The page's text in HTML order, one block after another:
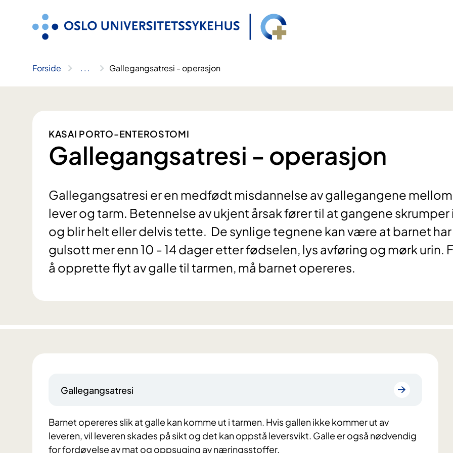
Forside .. . Gallegangsatresi - operasjon
KASAI PORTO-ENTEROSTOMI
Gallegangsatresi - operasjon
Gallegangsatresi er en medfødt misdannelse av gallegangene mellom
lever og tarm. Betennelse av ukjent årsak fører til at gangene skrumper
og blir helt eller delvis tette. De synlige tegnene kan være at barnet har
gulsott mer enn 10 - 14 dager etter fødselen, lys avføring og mørk urin.
å opprette flyt av galle til tarmen, må barnet opereres.
Gallegangsatresi
Barnet opereres slik at galle kan komme ut i tarmen. Hvis gallen ikke kommer ut av
leveren, vil leveren skades på sikt og det kan oppstå leversvikt. Galle er også nødvendig
for fordøyelse av mat og oppsuging av næringsstoffer.